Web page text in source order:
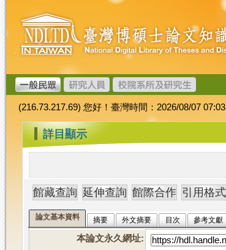
跳
到
主
要
內
容
臺
灣
博
碩
士
論
文
加
值
系
統
(216.73.217.69) 您好！臺灣時間：2026/08/07 07:03
::: 詳目顯示
論文基本資料 摘要 外文摘要 目次 參考文獻
本論文永久網址: